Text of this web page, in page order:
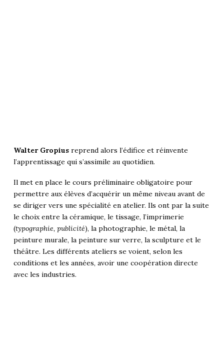
Walter Gropiusreprend alors l’édifice et réinvente
l’apprentissage qui s’assimile au quotidien.
Il met en place le cours préliminaire obligatoire pour
permettre aux élèves d’acquérir un même niveau avant de
se diriger vers une spécialité en atelier. Ils ont par la suite
le choix entre la céramique, le tissage, l’imprimerie
(typographie, publicité), la photographie, le métal, la
peinture murale, la peinture sur verre, la sculpture et le
théâtre. Les différents ateliers se voient, selon les
conditions et les années, avoir une coopération directe
avec les industries.